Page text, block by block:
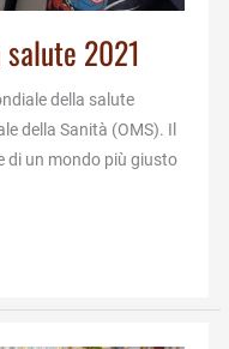
2021
della salute
della Sanità (OMS). Il
di un mondo più giusto